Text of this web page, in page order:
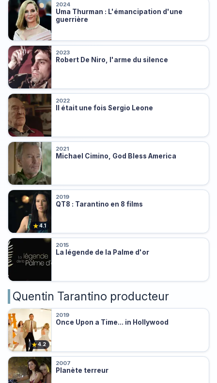
2024
Uma Thurman : L'émancipation d'une
guerrière
2023
Robert De Niro, l'arme du silence
2022
Il était une fois Sergio Leone
2021
Michael Cimino, God Bless America
★4.1
2019
QT8 : Tarantino en 8 films
2015
La légende de la Palme d'or
Quentin Tarantino producteur
★4.2
2019
Once Upon a Time... in Hollywood
2007
Planète terreur